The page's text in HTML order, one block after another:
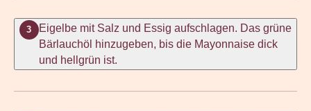
3
Eigelbe mit Salz und Essig aufschlagen. Das grüne
Bärlauchöl hinzugeben, bis die Mayonnaise dick
und hellgrün ist.